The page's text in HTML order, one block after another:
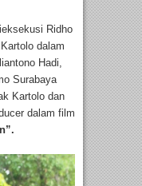
Ridho
dalam
Hadi,
Surabaya
Kartolo dan
dalam film